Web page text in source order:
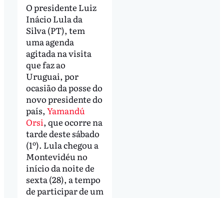
O presidente Luiz
Inácio Lula da
Silva (PT), tem
uma agenda
agitada na visita
que faz ao
Uruguai, por
ocasião da posse do
novo presidente do
país, Yamandú
Orsi, que ocorre na
tarde deste sábado
(1º). Lula chegou a
Montevidéu no
início da noite de
sexta (28), a tempo
de participar de um